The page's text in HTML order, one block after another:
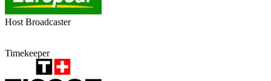
Host Broadcaster
Timekeeper